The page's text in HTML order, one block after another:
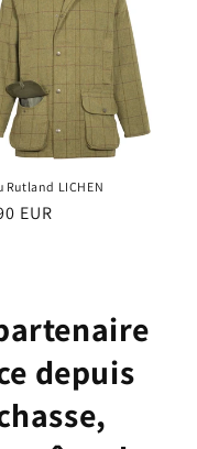
Rutland LICHEN
EUR
depuis